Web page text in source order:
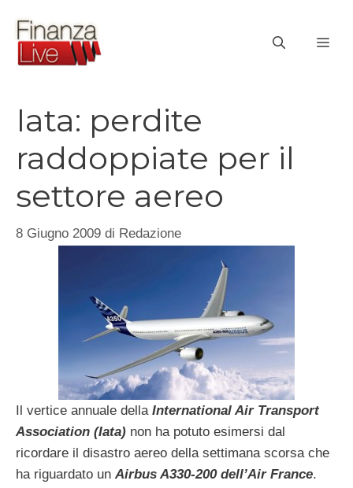
contenuto
Iata: perdite
raddoppiate per il
settore aereo
8 Giugno 2009 di Redazione
Il vertice annuale della International Air Transport
Association (Iata) non ha potuto esimersi dal
ricordare il disastro aereo della settimana scorsa che
ha riguardato un Airbus A330-200 dell’Air France.